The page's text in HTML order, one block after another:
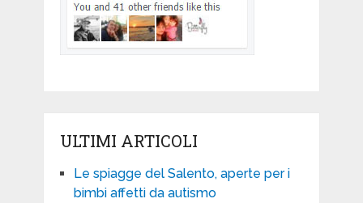
ULTIMI ARTICOLI
Le spiagge del Salento, aperte per i
bimbi affetti da autismo